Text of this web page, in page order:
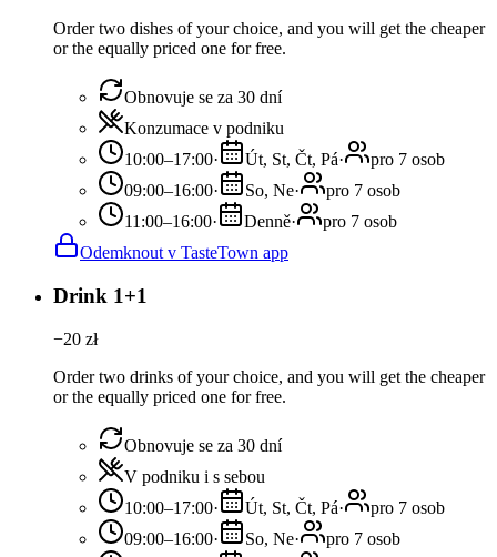
Order two dishes of your choice, and you will get the cheaper
or the equally priced one for free.
Obnovuje se za 30 dní
Konzumace v podniku
10:00–17:00· Út, St, Čt, Pá·
pro 7 osob
09:00–16:00· So, Ne·
pro 7 osob
11:00–16:00· Denně·
pro 7 osob
Odemknout v TasteTown app
Drink 1+1
−20 zł
Order two drinks of your choice, and you will get the cheaper
or the equally priced one for free.
Obnovuje se za 30 dní
V podniku i s sebou
10:00–17:00· Út, St, Čt, Pá·
pro 7 osob
09:00–16:00· So, Ne·
pro 7 osob